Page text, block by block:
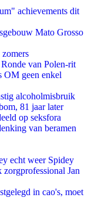
achievements dit
Mato Grosso
van Polen-rit
OM geen enkel
alcoholmisbruik
81 jaar later
op seksfora
van beramen
echt weer Spidey
Jan
in cao's, moet